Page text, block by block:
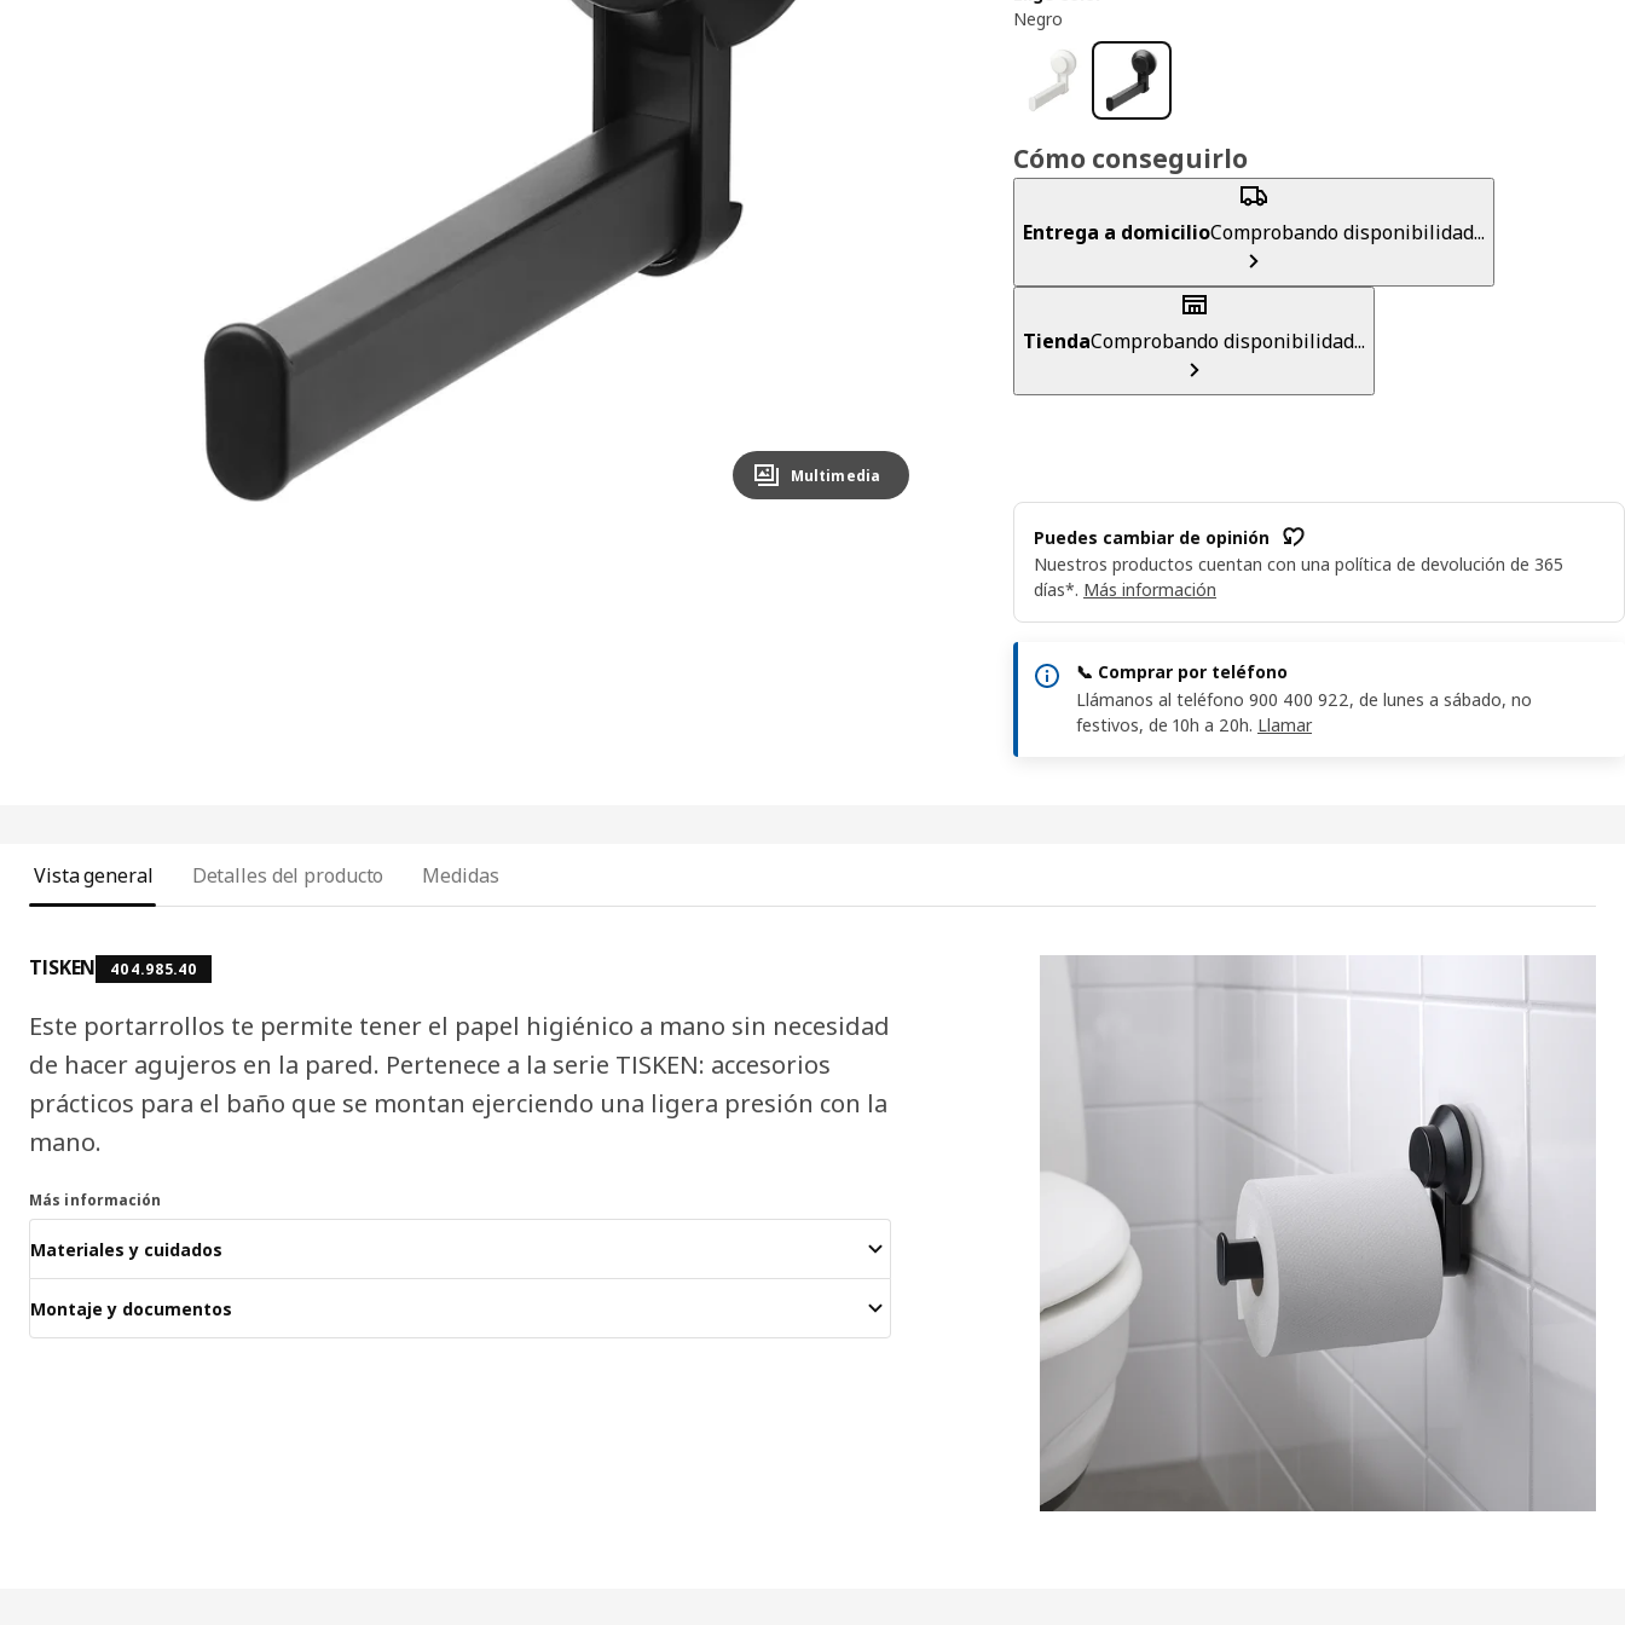
Multimedia
Negro
Cómo conseguirlo
Entrega a domicilioComprobando disponibilidad...
TiendaComprobando disponibilidad...
Puedes cambiar de opinión
Nuestros productos cuentan con una política de devolución de 365
días*. Más información
📞 Comprar por teléfono
Llámanos al teléfono 900 400 922, de lunes a sábado, no
festivos, de 10h a 20h. Llamar
Vista general Detalles del producto Medidas
TISKEN 404.985.40
Este portarrollos te permite tener el papel higiénico a mano sin necesidad
de hacer agujeros en la pared. Pertenece a la serie TISKEN: accesorios
prácticos para el baño que se montan ejerciendo una ligera presión con la
mano.
Más información
Materiales y cuidados
Montaje y documentos